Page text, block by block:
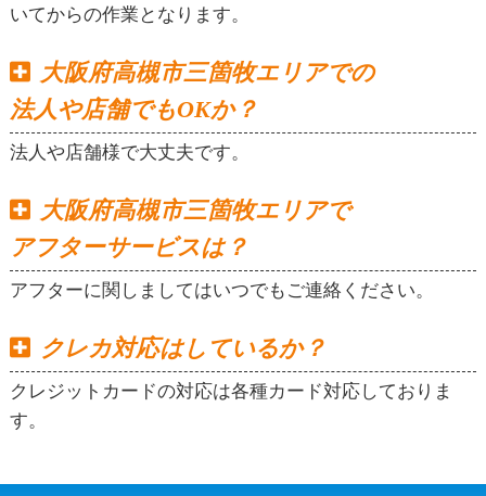
いてからの作業となります。
大阪府高槻市三箇牧エリアでの
法人や店舗でもOKか？
法人や店舗様で大丈夫です。
大阪府高槻市三箇牧エリアで
アフターサービスは？
アフターに関しましてはいつでもご連絡ください。
クレカ対応はしているか？
クレジットカードの対応は各種カード対応しておりま
す。